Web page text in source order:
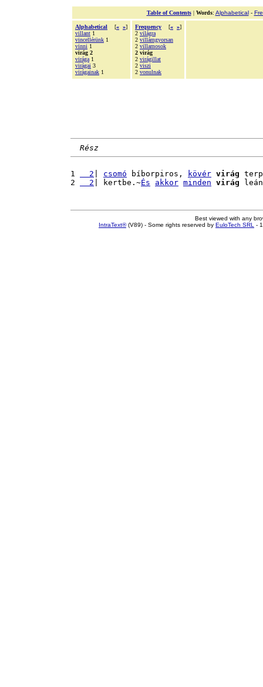
Table of Contents| Words: Alphabetical-
Alphabetical [« »]
villant 1
vincellérünk 1
vinni 1
virág 2
virága 1
virágai 3
virágainak 1
Frequency [« »]
2 világra
2 villámgyorsan
2 villamosok
2 virág
2 virágillat
2 viszi
2 vonulnak
Rész
1
  2
csomó bíborpiros, kövér virág
2
  2
| kertbe.~És akkor minden virág
Best viewed with any
IntraText®(V89) - Some rights reserved by EuloTech SRL -